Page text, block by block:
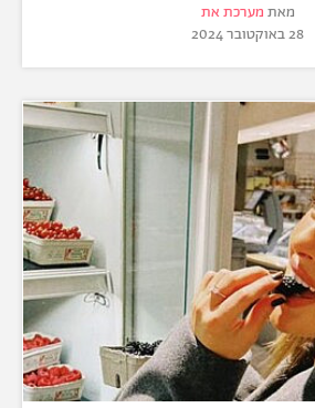
מאת מערכת את
28 באוקטובר 2024